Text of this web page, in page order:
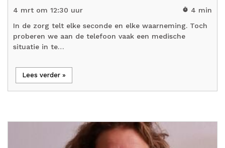
4 mrt om 12:30 uur timer 4 min
In de zorg telt elke seconde en elke waarneming. Toch
proberen we aan de telefoon vaak een medische
situatie in te…
Lees verder »